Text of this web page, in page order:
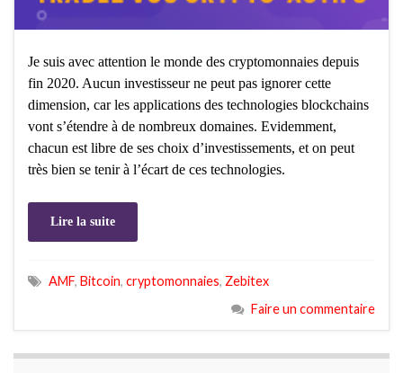
Je suis avec attention le monde des cryptomonnaies depuis
fin 2020. Aucun investisseur ne peut pas ignorer cette
dimension, car les applications des technologies blockchains
vont s’étendre à de nombreux domaines. Evidemment,
chacun est libre de ses choix d’investissements, et on peut
très bien se tenir à l’écart de ces technologies.
Lire la suite
AMF, Bitcoin, cryptomonnaies, Zebitex
Faire un commentaire